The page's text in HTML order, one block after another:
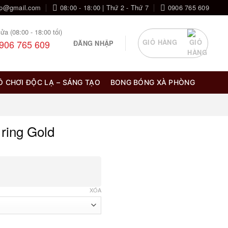
08:00 - 18:00 | Thứ 2 - Thứ 7 0906 765 609
(08:00 - 18:00 tối)
765 609 ĐĂNG NHẬP GIỎ HÀNG
CHƠI ĐỘC LẠ – SÁNG TẠO BONG BÓNG XÀ PHÒNG
Gold
XÓA